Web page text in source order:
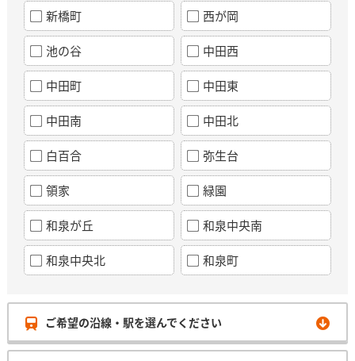
新橋町 西が岡
池の谷 中田西
中田町 中田東
中田南 中田北
白百合 弥生台
領家 緑園
和泉が丘 和泉中央南
和泉中央北 和泉町
ご希望の沿線・駅を選んでください